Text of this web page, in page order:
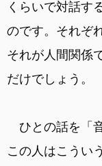
くらいで対話す
のです。それぞ
それが人間関係
だけでしょう。
ひとの話を「
この人はこうい